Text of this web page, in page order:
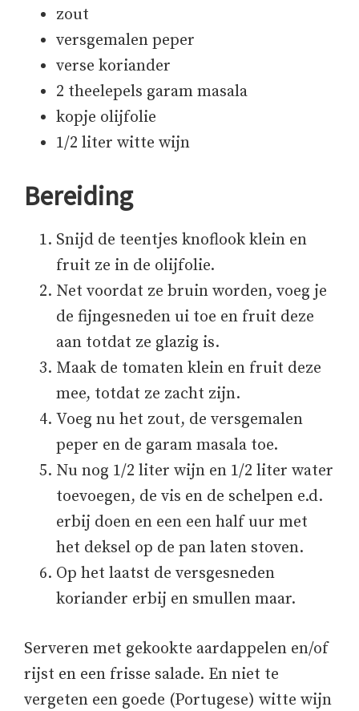
zout
versgemalen peper
verse koriander
2 theelepels garam masala
kopje olijfolie
1/2 liter witte wijn
Bereiding
Snijd de teentjes knoflook klein en
fruit ze in de olijfolie.
Net voordat ze bruin worden, voeg je
de fijngesneden ui toe en fruit deze
aan totdat ze glazig is.
Maak de tomaten klein en fruit deze
mee, totdat ze zacht zijn.
Voeg nu het zout, de versgemalen
peper en de garam masala toe.
Nu nog 1/2 liter wijn en 1/2 liter water
toevoegen, de vis en de schelpen e.d.
erbij doen en een een half uur met
het deksel op de pan laten stoven.
Op het laatst de versgesneden
koriander erbij en smullen maar.
Serveren met gekookte aardappelen en/of
rijst en een frisse salade. En niet te
vergeten een goede (Portugese) witte wijn